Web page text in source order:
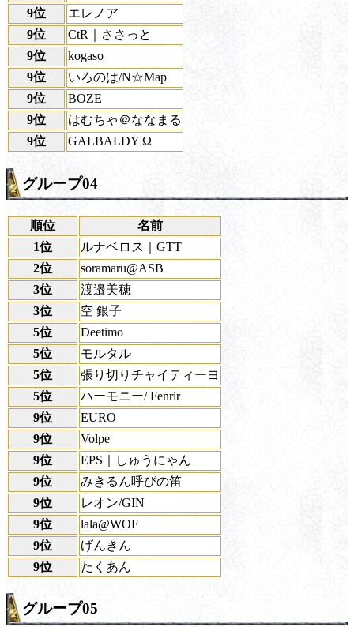
9位
エレノア
9位
CtR｜ささっと
9位
kogaso
9位
いろのは/N☆Map
9位
BOZE
9位
はむちゃ＠ななまる
9位
GALBALDY Ω
グループ04
順位
名前
1位
ルナベロス｜GTT
2位
soramaru@ASB
3位
渡邉美穂
3位
空 銀子
5位
Deetimo
5位
モルタル
5位
張り切りチャイティーヨ
5位
ハーモニー/ Fenrir
9位
EURO
9位
Volpe
9位
EPS｜しゅうにゃん
9位
みきるん呼びの笛
9位
レオン/GIN
9位
lala@WOF
9位
げんきん
9位
たくあん
グループ05